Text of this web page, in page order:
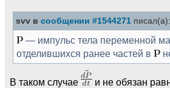
svv в сообщении #1544271 писал(а):
— импульс тела переменной
отделившихся ранее частей в
В таком случае и не обязан